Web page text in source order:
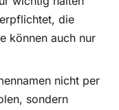
die
können auch nur
nicht per
sondern